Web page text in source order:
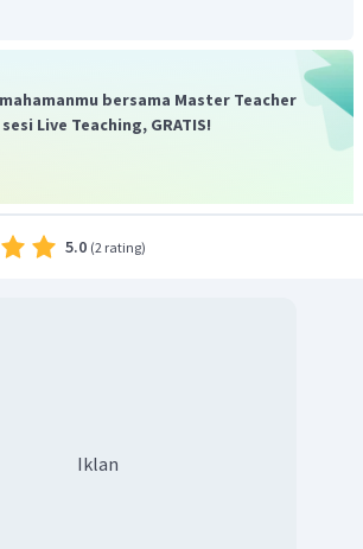
tepat adalah C.
bersama Master Teacher
Live Teaching, GRATIS!
5.0 (2 rating)
Iklan